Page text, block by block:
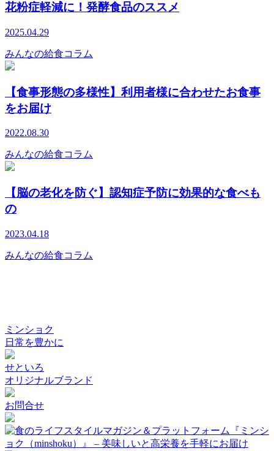
花粉症軽減に！発酵食品のススメ
2025.04.29
みんなの給食コラム
【食事形態の多様性】利用者様に合わせたお食事
をお届け
2022.08.30
みんなの給食コラム
【脳の老化を防ぐ】認知症予防に効果的な食べも
の
2023.04.18
みんなの給食コラム
ミンショク
日常を豊かに
せといろ
オリジナルブランド
お問合せ